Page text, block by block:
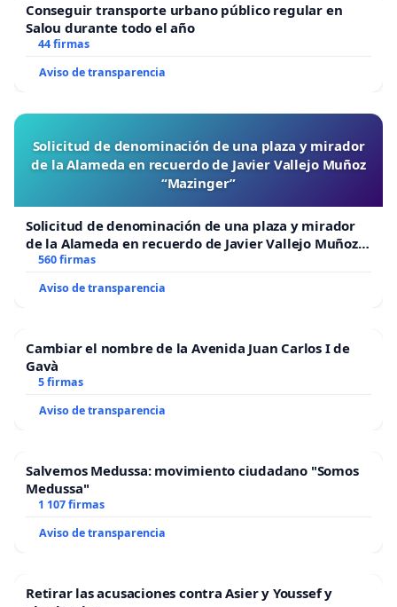
Conseguir transporte urbano público regular en
Salou durante todo el año
44 firmas
Aviso de transparencia
Solicitud de denominación de una plaza y mirador
de la Alameda en recuerdo de Javier Vallejo Muñoz
“Mazinger”
Solicitud de denominación de una plaza y mirador
de la Alameda en recuerdo de Javier Vallejo Muñoz
“Mazinger”
560 firmas
Aviso de transparencia
Cambiar el nombre de la Avenida Juan Carlos I de
Gavà
5 firmas
Aviso de transparencia
Salvemos Medussa: movimiento ciudadano "Somos
Medussa"
1 107 firmas
Aviso de transparencia
Retirar las acusaciones contra Asier y Youssef y